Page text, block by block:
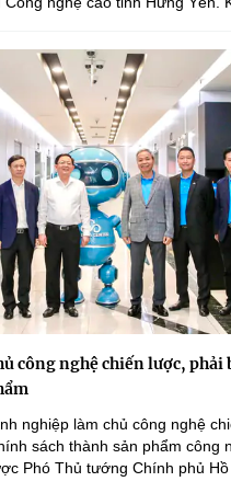
công nghệ chiến lược, phải
nghiệp làm chủ công nghệ
sách thành sản phẩm công
Phó Thủ tướng Chính phủ Hồ